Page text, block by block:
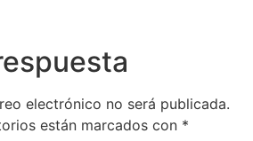
electrónico no será publicada.
están marcados con *